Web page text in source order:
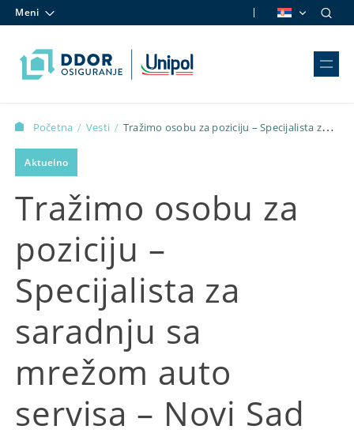
Meni
Početna / Vesti / Tražimo osobu za poziciju – Specijalista za
saradnju sa mrežom auto servisa – Novi Sad
Aktuelno
Tražimo osobu za
poziciju –
Specijalista za
saradnju sa
mrežom auto
servisa – Novi Sad